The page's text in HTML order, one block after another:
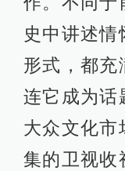
史中讲述情
形式，都充
连它成为话
大众文化市
集的卫视收